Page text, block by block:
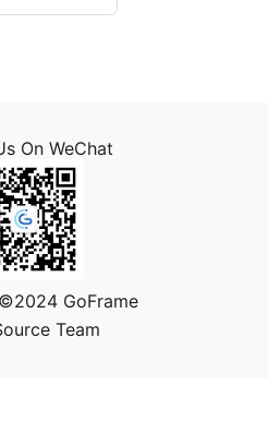
On WeChat
GoFrame
Team